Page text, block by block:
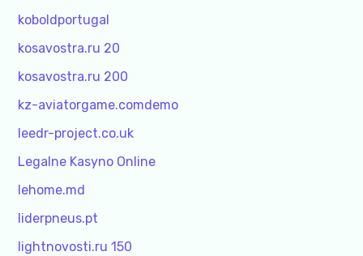
koboldportugal
kosavostra.ru 20
kosavostra.ru 200
kz-aviatorgame.comdemo
leedr-project.co.uk
Legalne Kasyno Online
lehome.md
liderpneus.pt
lightnovosti.ru 150